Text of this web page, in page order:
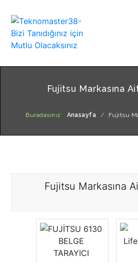
Fujitsu Markasına
Buradasınız: Anasayfa / Fujitsu
Fujitsu Markasına